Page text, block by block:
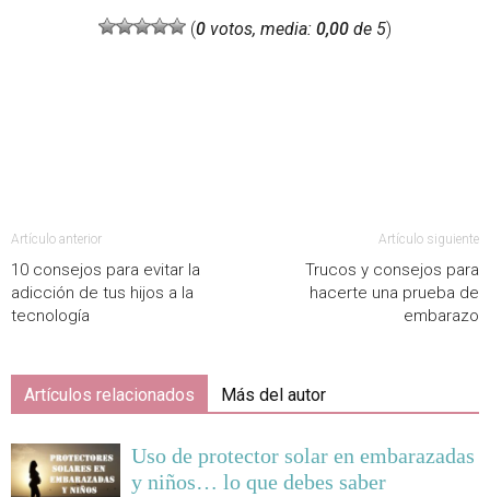
(0 votos, media: 0,00 de 5)
Artículo anterior
10 consejos para evitar la
adicción de tus hijos a la
tecnología
Artículo siguiente
Trucos y consejos para
hacerte una prueba de
embarazo
Artículos relacionados Más del autor
Uso de protector solar en embarazadas
y niños… lo que debes saber